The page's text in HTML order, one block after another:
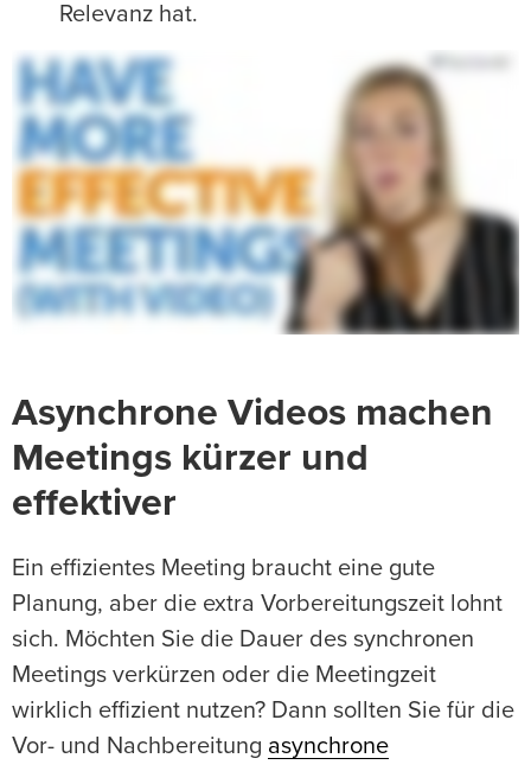
Relevanz hat.
Asynchrone Videos machen
Meetings kürzer und
effektiver
Ein effizientes Meeting braucht eine gute
Planung, aber die extra Vorbereitungszeit lohnt
sich. Möchten Sie die Dauer des synchronen
Meetings verkürzen oder die Meetingzeit
wirklich effizient nutzen? Dann sollten Sie für die
Vor- und Nachbereitung asynchrone